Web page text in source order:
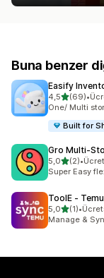
Buna benzer
Easify
4,55 yıldız
(69)
toplam 69•
One/ Multi
Built for
Gro
5,05 yıldız
(2)
toplam 2•
Super Easy
ToolE ‑
5,05 yıldız
(1)
toplam 1•
Manage &